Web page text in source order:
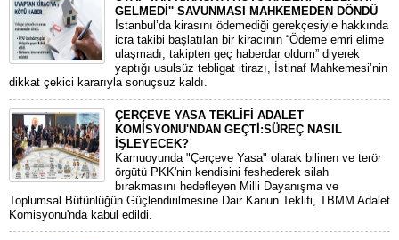
GELMEDİ'' SAVUNMASI MAHKEMEDEN DÖNDÜ
​İstanbul’da kirasını ödemediği gerekçesiyle hakkında
icra takibi başlatılan bir kiracının “Ödeme emri elime
ulaşmadı, takipten geç haberdar oldum” diyerek
yaptığı usulsüz tebligat itirazı, İstinaf Mahkemesi’nin
dikkat çekici kararıyla sonuçsuz kaldı.
ÇERÇEVE YASA TEKLİFİ ADALET
KOMİSYONU'NDAN GEÇTİ:SÜREÇ NASIL
İŞLEYECEK?
​Kamuoyunda "Çerçeve Yasa" olarak bilinen ve terör
örgütü PKK'nin kendisini feshederek silah
bırakmasını hedefleyen Milli Dayanışma ve
Toplumsal Bütünlüğün Güçlendirilmesine Dair Kanun Teklifi, TBMM Adalet
Komisyonu'nda kabul edildi.